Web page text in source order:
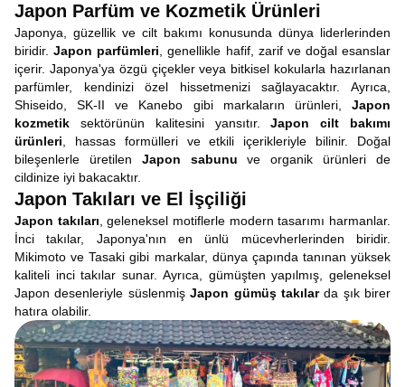
Japon Parfüm ve Kozmetik Ürünleri
Japonya, güzellik ve cilt bakımı konusunda dünya liderlerinden
biridir.Japon parfümleri , genellikle hafif, zarif ve doğal esanslar
içerir. Japonya'ya özgü çiçekler veya bitkisel kokularla hazırlanan
parfümler, kendinizi özel hissetmenizi sağlayacaktır. Ayrıca,
Shiseido, SK-II ve Kanebo gibi markaların ürünleri, Japon
kozmetik sektörünün kalitesini yansıtır.Japon cilt bakımı
ürünleri , hassas formülleri ve etkili içerikleriyle bilinir. Doğal
bileşenlerle üretilen Japon sabunu ve organik ürünleri de
cildinize iyi bakacaktır.
Japon Takıları ve El İşçiliği
Japon takıları , geleneksel motiflerle modern tasarımı harmanlar.
İnci takılar, Japonya'nın en ünlü mücevherlerinden biridir.
Mikimoto ve Tasaki gibi markalar, dünya çapında tanınan yüksek
kaliteli inci takılar sunar. Ayrıca, gümüşten yapılmış, geleneksel
Japon desenleriyle süslenmişJapon gümüş takılarda şık birer
hatıra olabilir.